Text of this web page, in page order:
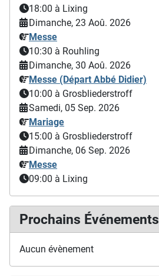
18:00 à Lixing
Dimanche, 23 Aoû. 2026
Messe
10:30 à Rouhling
Dimanche, 30 Aoû. 2026
Messe (Départ Abbé Didier)
10:00 à Grosbliederstroff
Samedi, 05 Sep. 2026
Mariage
15:00 à Grosbliederstroff
Dimanche, 06 Sep. 2026
Messe
09:00 à Lixing
Prochains Événements
Aucun évènement